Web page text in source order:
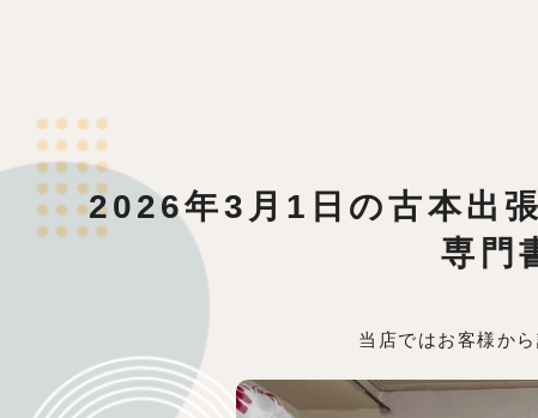
2026年3月1日の古本出
専門
当店ではお客様か